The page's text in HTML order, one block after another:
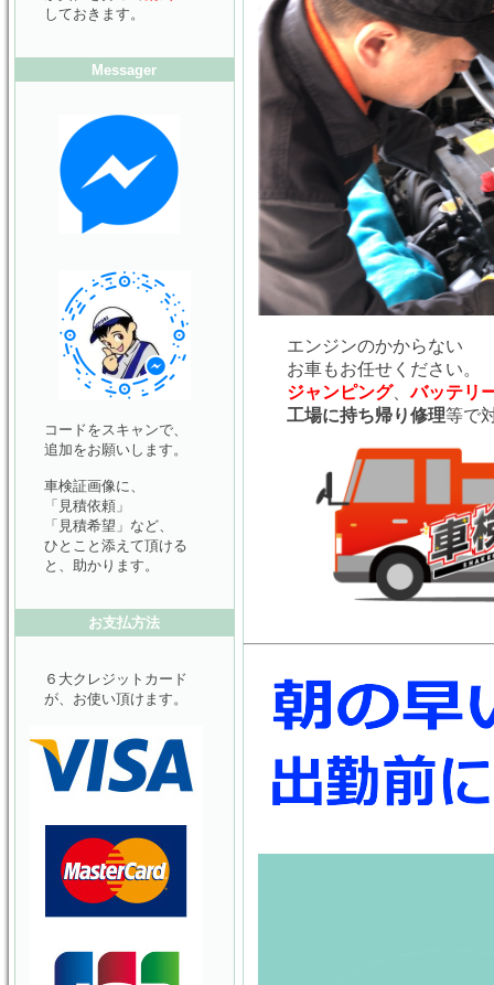
エンジンのかからない
お車もお任せください。
ジャンピング、バッテリ
工場に持ち帰り修理等で
しておきます。
Messager
コードをスキャンで、
追加をお願いします。
車検証画像に、
「見積依頼」
「見積希望」など、
ひとこと添えて頂ける
と、助かります。
お支払方法
６大クレジットカード
が、お使い頂けます。